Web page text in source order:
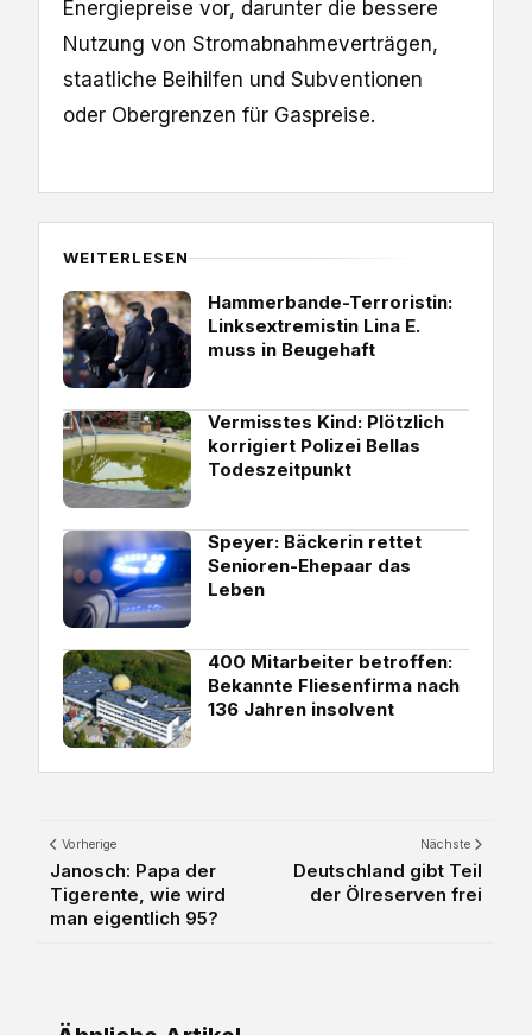
Energiepreise vor, darunter die bessere
Nutzung von Stromabnahmeverträgen,
staatliche Beihilfen und Subventionen
oder Obergrenzen für Gaspreise.
WEITERLESEN
Hammerbande-Terroristin:
Linksextremistin Lina E.
muss in Beugehaft
Vermisstes Kind: Plötzlich
korrigiert Polizei Bellas
Todeszeitpunkt
Speyer: Bäckerin rettet
Senioren-Ehepaar das
Leben
400 Mitarbeiter betroffen:
Bekannte Fliesenfirma nach
136 Jahren insolvent
Vorherige
Janosch: Papa der
Tigerente, wie wird
man eigentlich 95?
Nächste
Deutschland gibt Teil
der Ölreserven frei